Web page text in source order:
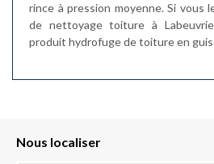
rince à pression moyenne. Si vous
de nettoyage toiture à
produit hydrofuge de toiture en
Nous localiser